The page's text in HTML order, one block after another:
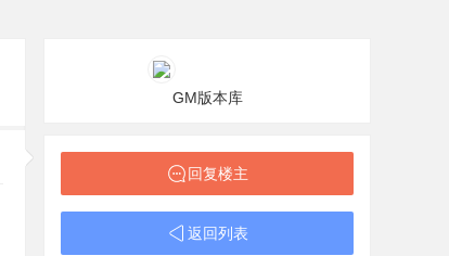
GM版本库
回复楼主
返回列表